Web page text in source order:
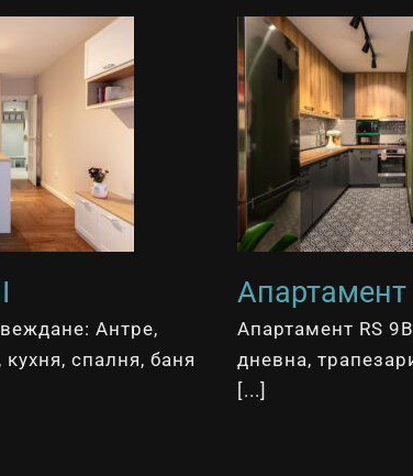
Антре,
спалня, баня
Апартамент
Апартамент RS
дневна,
[...]